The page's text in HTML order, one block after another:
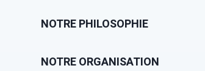
NOTRE PHILOSOPHIE
NOTRE ORGANISATION